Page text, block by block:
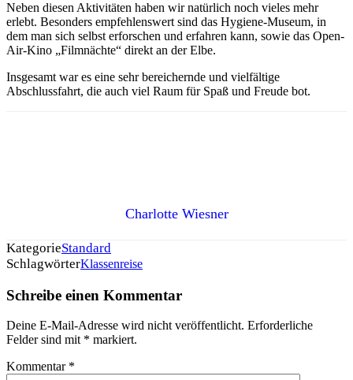
Neben diesen Aktivitäten haben wir natürlich noch vieles mehr
erlebt. Besonders empfehlenswert sind das Hygiene-Museum, in
dem man sich selbst erforschen und erfahren kann, sowie das Open-
Air-Kino „Filmnächte“ direkt an der Elbe.
Insgesamt war es eine sehr bereichernde und vielfältige
Abschlussfahrt, die auch viel Raum für Spaß und Freude bot.
Charlotte Wiesner
KategorieStandard
SchlagwörterKlassenreise
Schreibe einen Kommentar
Deine E-Mail-Adresse wird nicht veröffentlicht. Erforderliche
Felder sind mit * markiert.
Kommentar *